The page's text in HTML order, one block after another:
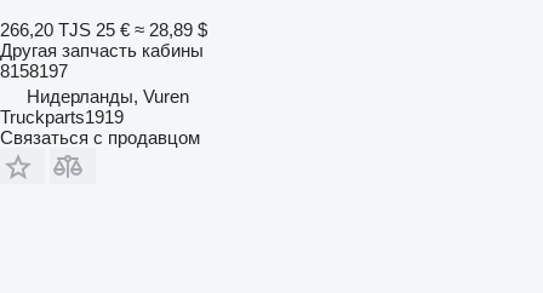
266,20 TJS 25 € ≈ 28,89 $
Другая запчасть кабины
8158197
Нидерланды, Vuren
Truckparts1919
Связаться с продавцом